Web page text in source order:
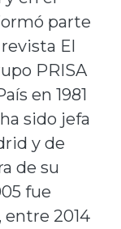
parte
El
PRISA
en 1981
sido jefa
y de
de su
fue
entre 2014